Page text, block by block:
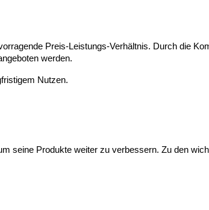
Preis-Leistungs-Verhältnis. Durch die
werden.
Nutzen.
seine Produkte weiter zu verbessern. Zu den